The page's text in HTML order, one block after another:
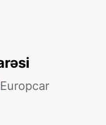
Europcar